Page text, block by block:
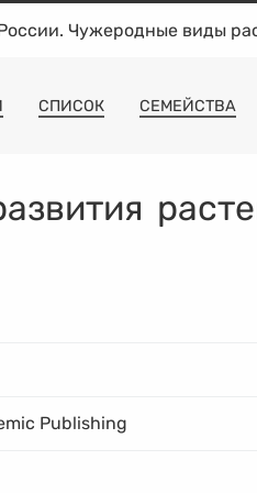
Чужеродные виды
СПИСОК СЕМЕЙСТВА
Publishing